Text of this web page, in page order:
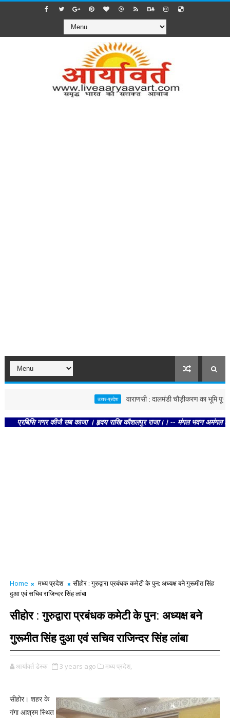
उत्तर-प्रदेश वाराणसी : दालमंडी चौड़ीकरण का भूमि पूजन,
नगर कीजै सब काजा । हृदय राखि कौशलपुर राजा।। -- मंगल भवन अमंगल हारी।
Home मध्य प्रदेश
सीहोर : गुरुद्वारा प्रबंधक कमेटी के पुन: अध्यक्ष बने गुरूमीत सिंह
दुआ एवं सचिव राजिन्दर सिंह लांबा
सीहोर : गुरुद्वारा प्रबंधक कमेटी के पुन: अध्यक्ष बने
गुरूमीत सिंह दुआ एवं सचिव राजिन्दर सिंह लांबा
आर्यावर्त डेस्क 3 years ago मध्य प्रदेश,
सीहोर। शहर के
गंगा आश्रम स्थित